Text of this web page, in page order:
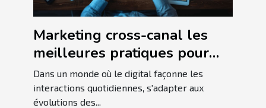
Marketing cross-canal les
meilleures pratiques pour
une audience
multiplateforme
Dans un monde où le digital façonne les
interactions quotidiennes, s'adapter aux
évolutions des...